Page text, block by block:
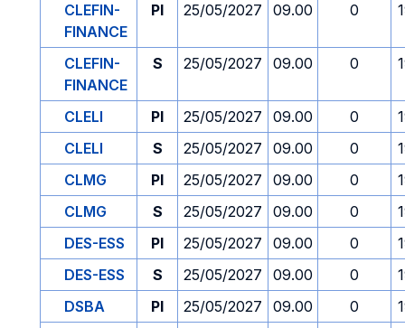
CLEFIN-
FINANCE
PI 25/05/2027 09.00 0
CLEFIN-
FINANCE
S 25/05/2027 09.00 0
CLELI PI 25/05/2027 09.00 0
CLELI
S 25/05/2027 09.00 0
CLMG
PI 25/05/2027 09.00 0
CLMG
S 25/05/2027 09.00 0
DES-ESS
PI 25/05/2027 09.00 0
DES-ESS
S 25/05/2027 09.00 0
DSBA
PI 25/05/2027 09.00 0